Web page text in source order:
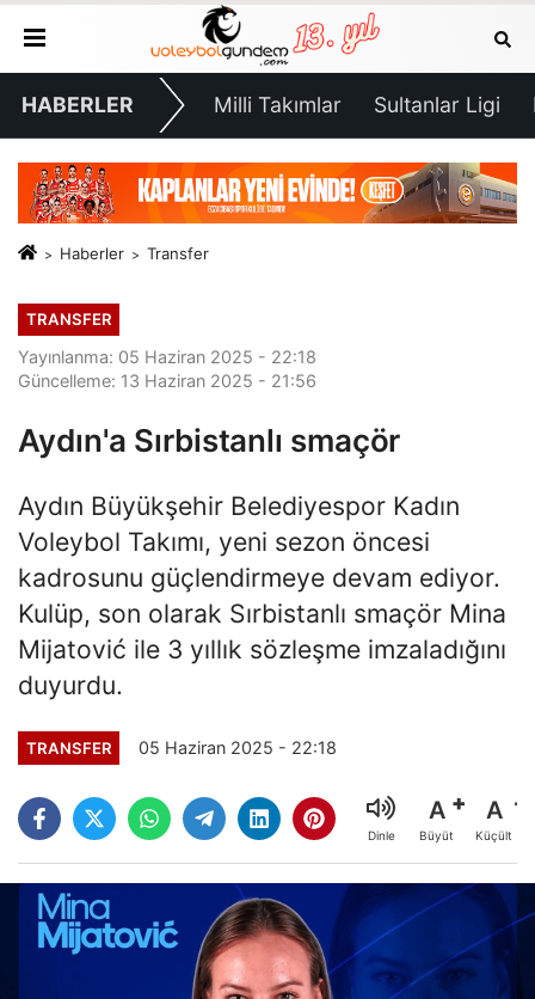
HABERLER Milli Takımlar Sultanlar Ligi
Haberler Transfer
TRANSFER
Yayınlanma: 05 Haziran 2025 - 22:18
Güncelleme: 13 Haziran 2025 - 21:56
Aydın'a Sırbistanlı smaçör
Aydın Büyükşehir Belediyespor Kadın
Voleybol Takımı, yeni sezon öncesi
kadrosunu güçlendirmeye devam ediyor.
Kulüp, son olarak Sırbistanlı smaçör Mina
Mijatović ile 3 yıllık sözleşme imzaladığını
duyurdu.
TRANSFER 05 Haziran 2025 - 22:18
Dinle
A
Büyüt
A
Küçült